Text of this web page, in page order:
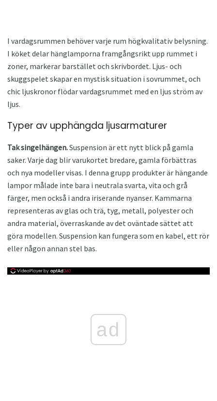
I vardagsrummen behöver varje rum högkvalitativ belysning.
I köket delar hänglamporna framgångsrikt upp rummet i
zoner, markerar barstället och skrivbordet. Ljus- och
skuggspelet skapar en mystisk situation i sovrummet, och
chic ljuskronor flödar vardagsrummet med en ljus ström av
ljus.
Typer av upphängda ljusarmaturer
Tak singelhängen.Suspension är ett nytt blick på gamla
saker. Varje dag blir varukortet bredare, gamla förbättras
och nya modeller visas. I denna grupp produkter är hängande
lampor målade inte bara i neutrala svarta, vita och grå
färger, men också i andra iriserande nyanser. Kammarna
representeras av glas och trä, tyg, metall, polyester och
andra material, överraskande av det oväntade sättet att
göra modellen. Suspension kan fungera som en kabel, ett rör
eller någon annan stel bas.
ad